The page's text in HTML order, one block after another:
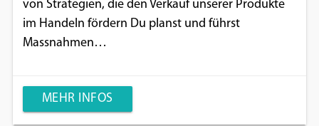
von Strategien, die den Verkauf unserer Produkte
im Handeln fördern Du planst und führst
Massnahmen…
MEHR INFOS